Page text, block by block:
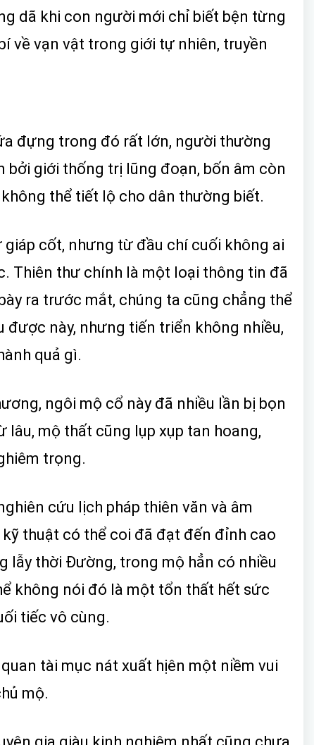
dã khi con người mới chỉ biết bện từng
về vạn vật trong giới tự nhiên, truyền
đựng trong đó rất lớn, người thường
giới thống trị lũng đoạn, bốn âm còn
thể tiết lộ cho dân thường biết.
cốt, nhưng từ đầu chí cuối không ai
Thiên thư chính là một loại thông tin đã
ra trước mắt, chúng ta cũng chẳng thể
được này, nhưng tiến triển không nhiều,
quả gì.
ngôi mộ cổ này đã nhiều lần bị bọn
lâu, mộ thất cũng lụp xụp tan hoang,
trọng.
cứu lịch pháp thiên văn và âm
thuật có thể coi đã đạt đến đỉnh cao
lẫy thời Đường, trong mộ hẳn có nhiều
không nói đó là một tổn thất hết sức
tiếc vô cùng.
tài mục nát xuất hịên một niềm vui
mộ.